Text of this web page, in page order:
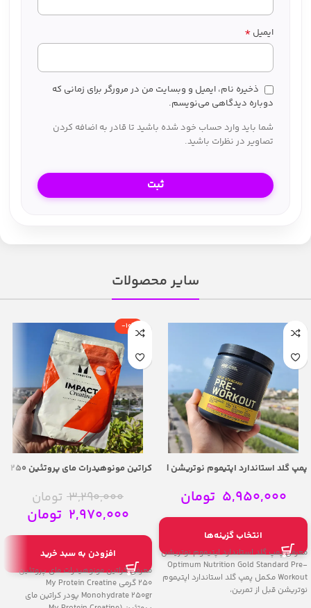
ایمیل *
ذخیره نام، ایمیل و وبسایت من در مرورگر برای زمانی که
دوباره دیدگاهی می‌نویسم.
شما باید وارد حساب خود شده باشید تا قادر به اضافه کردن
تصاویر در نظرات باشید.
سایر محصولات
پمپ گلد استاندارد اپتیموم نوتریشن |
Pre-Workout
5,950,000 تومان
انتخاب گزینه‌ها
معرفی پمپ گلد استاندارد اپتیموم نوتریشن
Optimum Nutrition Gold Standard Pre-
Workout مکمل پمپ گلد استاندارد اپتیموم
نوتریشن قبل از تمرین،
-10%
کراتین مونوهیدرات مای پروتئین 250
Monohydrate 250gr
3,290,000 تومان
2,970,000 تومان
افزودن به سبد خرید
معرفی کراتین مونوهیدرات مای پروتئین
250 گرمی My Protein Creatine
Monohydrate 250gr پودر کراتین مای